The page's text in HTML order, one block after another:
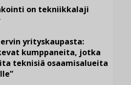
on tekniikkalaji
yrityskaupasta:
kumppaneita, jotka
teknisiä osaamisalueita